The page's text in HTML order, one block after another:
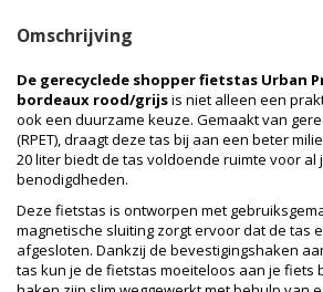
Omschrijving
De gerecyclede shopper fietstas Urban
bordeaux rood/grijsis niet alleen een
ook een duurzame keuze. Gemaakt van
(RPET), draagt deze tas bij aan een beter
20 liter biedt de tas voldoende ruimte voor al
benodigdheden.
Deze fietstas is ontworpen met
magnetische sluiting zorgt ervoor dat de tas
afgesloten. Dankzij de bevestigingshaken
tas kun je de fietstas moeiteloos aan je fiets